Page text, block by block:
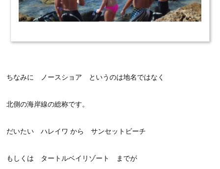
ちなみに ノースショア というのは地名ではなく
北側の海岸線の総称です。
だいたい ハレイワ から サンセットビーチ
もしくは タートルベイリゾート までが